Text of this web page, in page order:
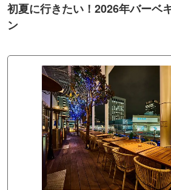
初夏に行きたい！2026年バーベ
ン